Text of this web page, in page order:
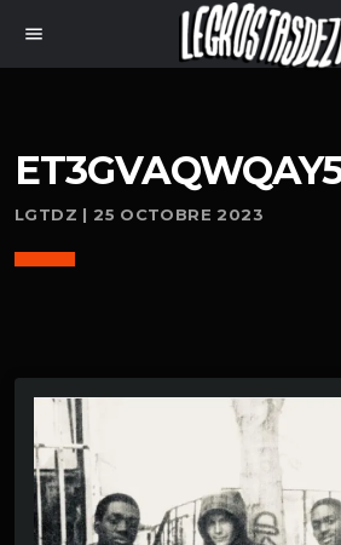
menu
LGTDZ | 25 OCTOBRE 2023